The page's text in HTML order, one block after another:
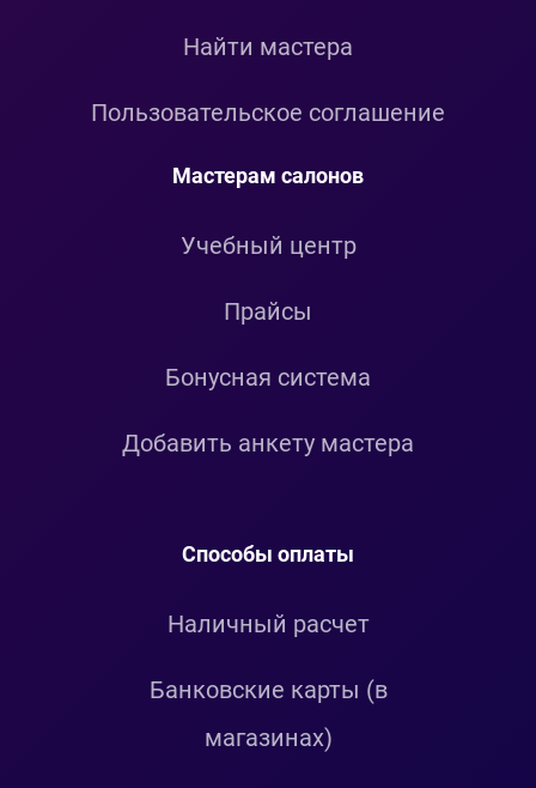
Найти мастера
Пользовательское соглашение
Мастерам салонов
Учебный центр
Прайсы
Бонусная система
Добавить анкету мастера
Способы оплаты
Наличный расчет
Банковские карты (в
магазинах)